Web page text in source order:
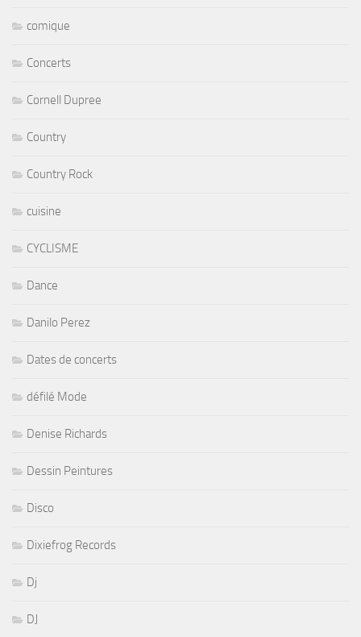
comique
Concerts
Cornell Dupree
Country
Country Rock
cuisine
CYCLISME
Dance
Danilo Perez
Dates de concerts
défilé Mode
Denise Richards
Dessin Peintures
Disco
Dixiefrog Records
Dj
DJ